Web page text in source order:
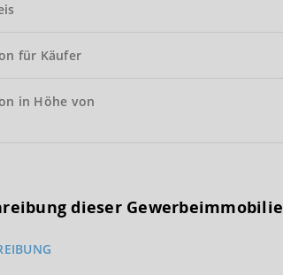
für Käufer
in Höhe von
dieser Gewerbeimmobilie